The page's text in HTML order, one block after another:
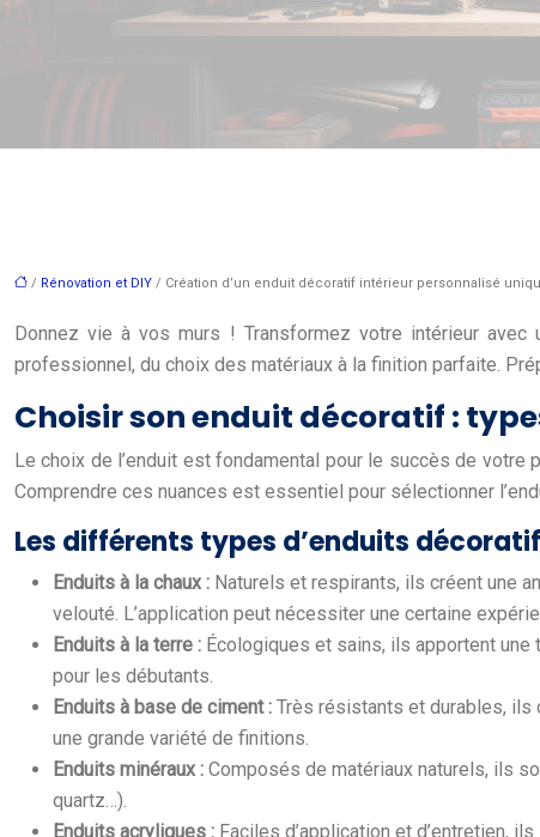
/ Rénovation et DIY / Création d’un enduit décoratif intérieur personnalisé
Donnez vie à vos murs ! Transformez votre intérieur avec
professionnel, du choix des matériaux à la finition parfaite.
Choisir son enduit décoratif :
Le choix de l’enduit est fondamental pour le succès de
Comprendre ces nuances est essentiel pour sélectionner
Les différents types d’enduits
Enduits à la chaux : Naturels et respirants, ils créent une
velouté. L’application peut nécessiter une certaine
Enduits à la terre : Écologiques et sains, ils apportent
pour les débutants.
Enduits à base de ciment : Très résistants et durables, ils
une grande variété de finitions.
Enduits minéraux : Composés de matériaux naturels, ils
quartz…).
Enduits acryliques : Faciles d’application et d’entretien,